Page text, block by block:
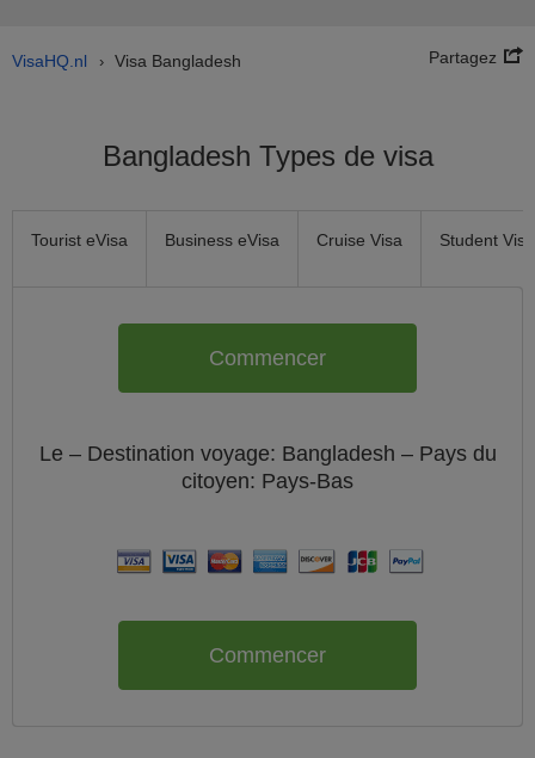
VisaHQ.nl › Visa Bangladesh Partagez
Bangladesh Types de visa
Tourist eVisa Business eVisa Cruise Visa Student Visa
Commencer
Le – Destination voyage: Bangladesh – Pays du
citoyen: Pays-Bas
Commencer